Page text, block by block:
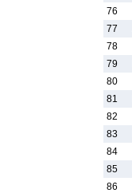
76
77
78
79
80
81
82
83
84
85
86